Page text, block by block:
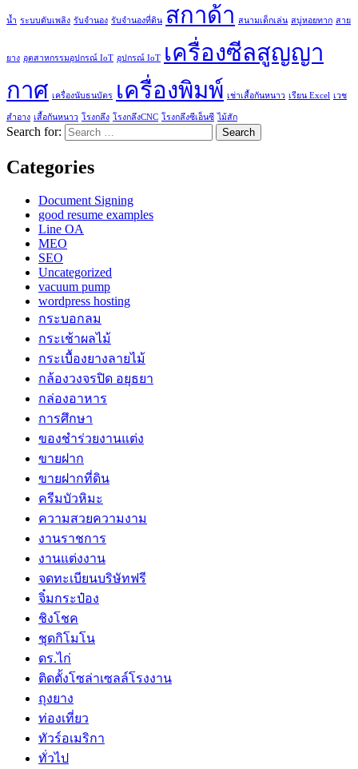
น้ำ ระบบดับเพลิง รับจำนอง รับจำนองที่ดิน สกาด้า สนามเด็กเล่น สบู่หอยทาก สาย
ยาง อุตสาหกรรมอุปกรณ์ IoT อุปกรณ์ IoT เครื่องซีลสูญญา
กาศ เครื่องนับธนบัตร เครื่องพิมพ์ เช่าเสื้อกันหนาว เรียน Excel เวช
สำอาง เสื้อกันหนาว โรงกลึง โรงกลึงCNC โรงกลึงซีเอ็นซี ไม้สัก
Search for:
Categories
Document Signing
good resume examples
Line OA
MEO
SEO
Uncategorized
vacuum pump
wordpress hosting
กระบอกลม
กระเช้าผลไม้
กระเบื้องยางลายไม้
กล้องวงจรปิด อยุธยา
กล่องอาหาร
การศึกษา
ของชำร่วยงานแต่ง
ขายฝาก
ขายฝากที่ดิน
ครีมบัวหิมะ
ความสวยความงาม
งานราชการ
งานแต่งงาน
จดทะเบียนบริษัทฟรี
จิ๋มกระป๋อง
ชิงโชค
ชุดกิโมโน
ดร.ไก่
ติดตั้งโซล่าเซลล์โรงงาน
ถุงยาง
ท่องเที่ยว
ทัวร์อเมริกา
ทั่วไป